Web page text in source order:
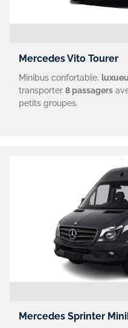
Mercedes Vito Tourer
Minibus confortable,
transporter 8 passagers
petits groupes.
Mercedes Sprinter